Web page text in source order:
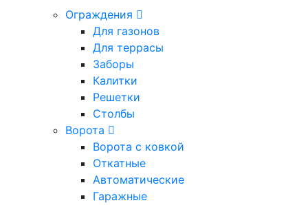
Ограждения
Для газонов
Для террасы
Заборы
Калитки
Решетки
Столбы
Ворота
Ворота с ковкой
Откатные
Автоматические
Гаражные